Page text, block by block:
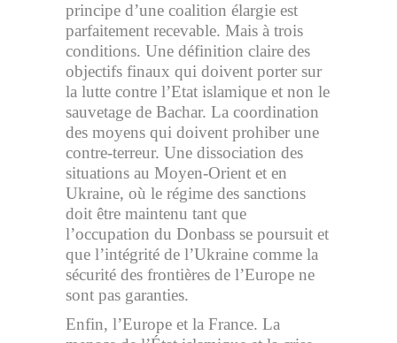
principe d’une coalition élargie est
parfaitement recevable. Mais à trois
conditions. Une définition claire des
objectifs finaux qui doivent porter sur
la lutte contre l’Etat islamique et non le
sauvetage de Bachar. La coordination
des moyens qui doivent prohiber une
contre-terreur. Une dissociation des
situations au Moyen-Orient et en
Ukraine, où le régime des sanctions
doit être maintenu tant que
l’occupation du Donbass se poursuit et
que l’intégrité de l’Ukraine comme la
sécurité des frontières de l’Europe ne
sont pas garanties.
Enfin, l’Europe et la France. La